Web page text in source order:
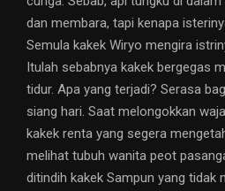
dan membara, tapi kenapa
Semula kakek Wiryo mengira
Itulah sebabnya kakek bergegas
tidur. Apa yang terjadi? Serasa
siang hari. Saat melongokkan
kakek renta yang segera
melihat tubuh wanita peot
ditindih kakek Sampun yang tidak